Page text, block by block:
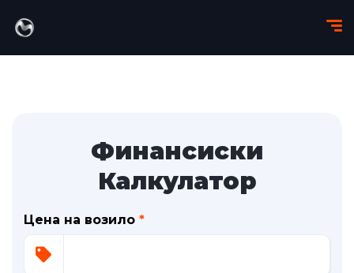
Финансиски
Калкулатор
Цена на возило *